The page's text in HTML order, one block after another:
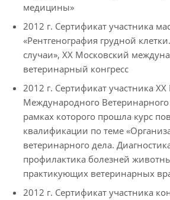
медицины»
2012 г. Сертификат участника
«Рентгенография грудной
случаи», XX Московский
ветеринарный конгресс
2012 г. Сертификат участника
Международного Ветеринарного
рамках которого прошла курс
квалификации по теме
ветеринарного дела.
профилактика болезней
практикующих ветеринарных
2012 г. Сертификат участника